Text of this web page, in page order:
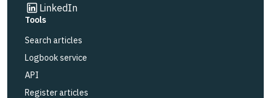
LinkedIn
Link to other website
Tools
Search articles
Logbook service
API
Register articles